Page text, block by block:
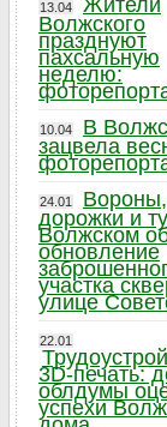
13.04
Жители
Волжского
празднуют
пахсальную
неделю:
10.04
В
зацвела
24.01
Вороны,
дорожки и
Волжском
обновление
участка
улице
22.01
3D-печать:
облдумы
успехи